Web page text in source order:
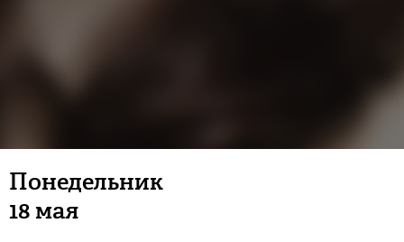
Понедельник
18 мая